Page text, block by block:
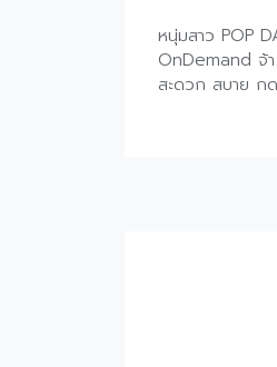
หนุ่มสาว POP
OnDemand จ้า
สะดวก สบาย กด